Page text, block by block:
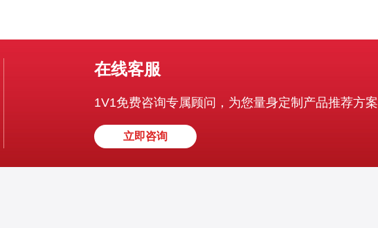
在线客服
1V1免费咨询专属顾问，为您量身定制产品推荐方案
立即咨询